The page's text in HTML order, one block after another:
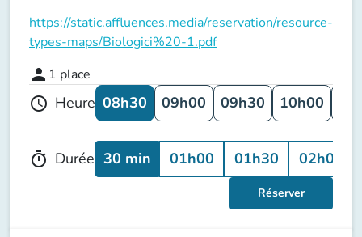
https://static.affluences.media/reservation/resource-
types-maps/Biologici%20-1.pdf
person 1 place
schedule Heure 08h30 09h00 09h30 10h00
timer Durée 30 min 01h00 01h30 02h00
Réserver